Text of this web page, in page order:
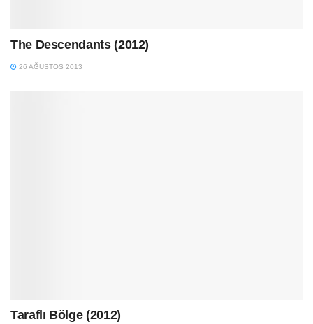
The Descendants (2012)
26 AĞUSTOS 2013
Taraflı Bölge (2012)